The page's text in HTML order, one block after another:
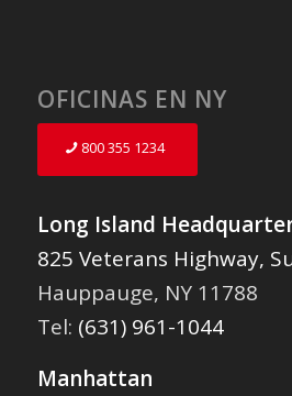
OFICINAS EN NY
800 355 1234
Long Island
825 Veterans Highway,
Hauppauge, NY 11788
Tel: (631) 961-1044
Manhattan